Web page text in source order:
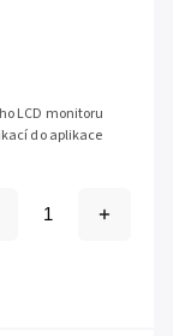
LCD monitoru
do aplikace